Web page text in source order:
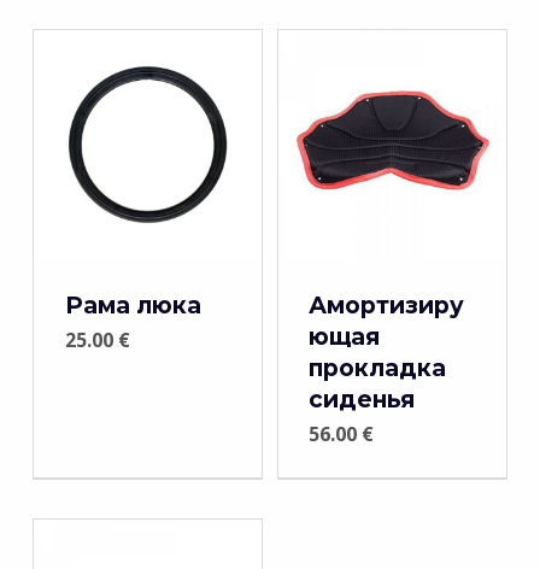
Рама люка
25.00 €
Амортизиру
ющая
прокладка
сиденья
56.00 €